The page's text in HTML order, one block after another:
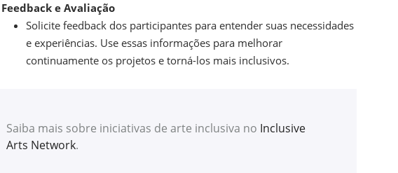
Feedback e Avaliação
Solicite feedback dos participantes para entender suas necessidades
e experiências. Use essas informações para melhorar
continuamente os projetos e torná-los mais inclusivos.
Saiba mais sobre iniciativas de arte inclusiva no Inclusive
Arts Network.